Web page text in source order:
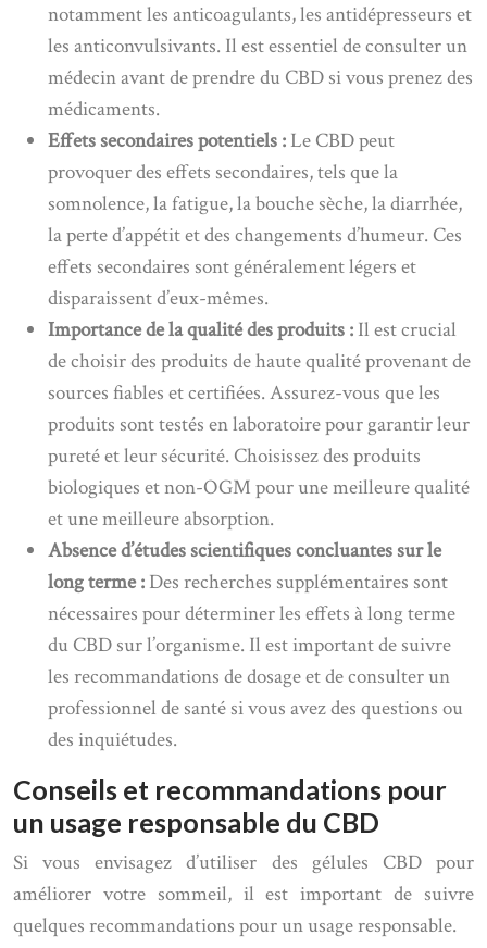
notamment les anticoagulants, les antidépresseurs et
les anticonvulsivants. Il est essentiel de consulter un
médecin avant de prendre du CBD si vous prenez des
médicaments.
Effets secondaires potentiels : Le CBD peut
provoquer des effets secondaires, tels que la
somnolence, la fatigue, la bouche sèche, la diarrhée,
la perte d’appétit et des changements d’humeur. Ces
effets secondaires sont généralement légers et
disparaissent d’eux-mêmes.
Importance de la qualité des produits : Il est crucial
de choisir des produits de haute qualité provenant de
sources fiables et certifiées. Assurez-vous que les
produits sont testés en laboratoire pour garantir leur
pureté et leur sécurité. Choisissez des produits
biologiques et non-OGM pour une meilleure qualité
et une meilleure absorption.
Absence d’études scientifiques concluantes sur le
long terme : Des recherches supplémentaires sont
nécessaires pour déterminer les effets à long terme
du CBD sur l’organisme. Il est important de suivre
les recommandations de dosage et de consulter un
professionnel de santé si vous avez des questions ou
des inquiétudes.
Conseils et recommandations pour
un usage responsable du CBD
Si vous envisagez d’utiliser des gélules CBD pour
améliorer votre sommeil, il est important de suivre
quelques recommandations pour un usage responsable.